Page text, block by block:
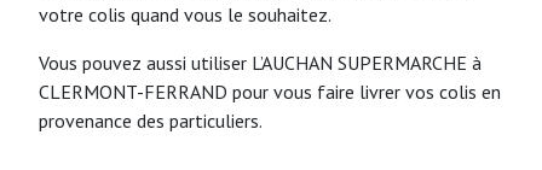
votre colis quand vous le souhaitez.
Vous pouvez aussi utiliser L’AUCHAN SUPERMARCHE à
CLERMONT-FERRAND pour vous faire livrer vos colis en
provenance des particuliers.